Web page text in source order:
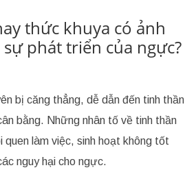
thức khuya có ảnh
phát triển của ngực?
bị căng thẳng, dễ dẫn đến tinh thần
bằng. Những nhân tố về tinh thần
quen làm việc, sinh hoạt không tốt
nguy hại cho ngực.